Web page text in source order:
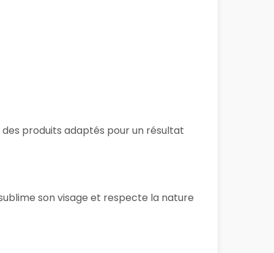
produits adaptés pour un résultat
son visage et respecte la nature